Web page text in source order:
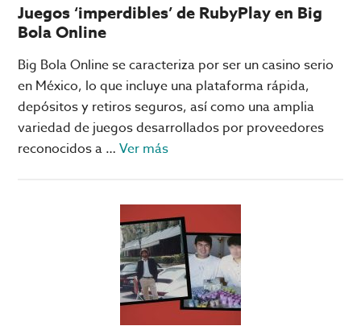
Juegos ‘imperdibles’ de RubyPlay en Big
Bola Online
Big Bola Online se caracteriza por ser un casino serio
en México, lo que incluye una plataforma rápida,
depósitos y retiros seguros, así como una amplia
variedad de juegos desarrollados por proveedores
reconocidos a …Ver másacerca
‘imperdibles’
de
RubyPlay
en
Big
Bola